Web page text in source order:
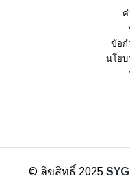
ข้อก
นโยบ
© ลิขสิทธิ์ 2025